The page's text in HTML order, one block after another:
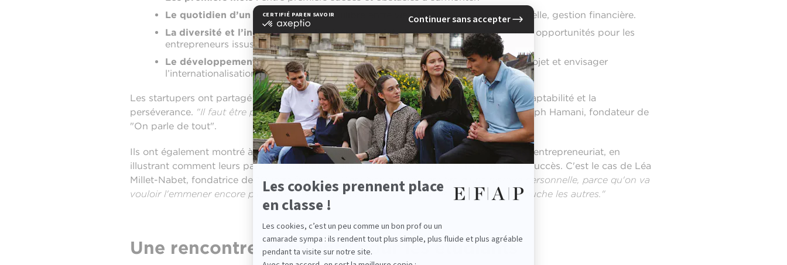
Le quotidien d’un entrepreneur: équilibre entre vie personnelle et professionnelle, gestion financière.
La diversité et l’inclusion dans l’entrepreneuriat: témoignages sur les défis et opportunités pour les
entrepreneurs issus de divers horizons.
Le développement et la croissance d’une startup: comment structurer son projet et envisager
l’internationalisation ?
Les startupers ont partagé leurs conseils en soulignant l'importance de l'entourage, l'adaptabilité et la
perséverance. "Il faut être persévérant, c'est plus un marathon qu'un sprint."atteste Joseph Hamani, fondateur de
"On parle de tout".
Ils ont également montré à quel point les histoires personnelles jouent un rôle clé dans l’entrepreneuriat, en
illustrant comment leurs parcours individuels ont influencé leurs choix et leur vision du succès. C'est le cas de Léa
Millet-Nabet, fondatrice de "Quatre février" :
"C'est bien quand c'est tiré d'une histoire personnelle, parce qu'on va
vouloir l'emmener encore plus loin. C'est un projet qui nous touche et on a envie qu'il touche les autres."
Une rencontre inspirante pour les étudiants